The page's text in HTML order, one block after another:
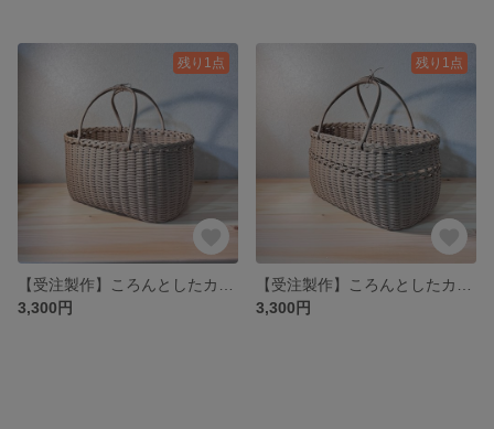
残り1点
3,300円
残り1点
3,300円